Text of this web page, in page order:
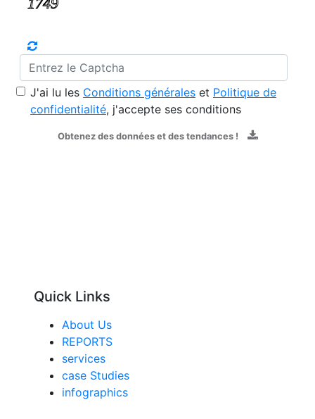
J'ai lu les Conditions générales et Politique de
confidentialité, j'accepte ses conditions
Obtenez des données et des tendances !
Quick Links
About Us
REPORTS
services
case Studies
infographics